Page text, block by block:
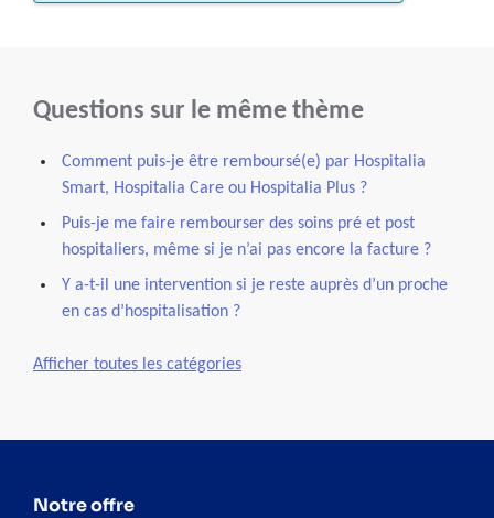
Questions sur le même thème
Comment puis-je être remboursé(e) par Hospitalia
Smart, Hospitalia Care ou Hospitalia Plus ?
Puis-je me faire rembourser des soins pré et post
hospitaliers, même si je n’ai pas encore la facture ?
Y a-t-il une intervention si je reste auprès d’un proche
en cas d’hospitalisation ?
Afficher toutes les catégories
Notre offre